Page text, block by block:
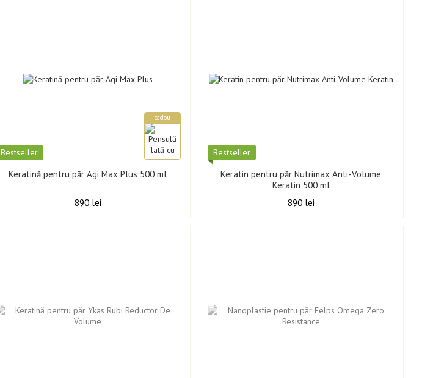
cadou
Best­seller
Keratină pentru păr Agi Max Plus 500 ml
890 lei
Best­seller
Keratin pentru păr Nutrimax Anti-Volume
Keratin 500 ml
890 lei